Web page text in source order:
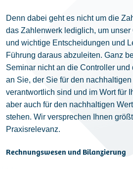
Denn dabei geht es nicht um die
das Zahlenwerk lediglich, um unser
und wichtige Entscheidungen und
Führung daraus abzuleiten. Ganz
Seminar nicht an die Controller und
an Sie, der Sie für den
verantwortlich sind und im Wort für
aber auch für den nachhaltigen
stehen. Wir versprechen Ihnen
Praxisrelevanz.
Rechnungswesen und Bilanzierung